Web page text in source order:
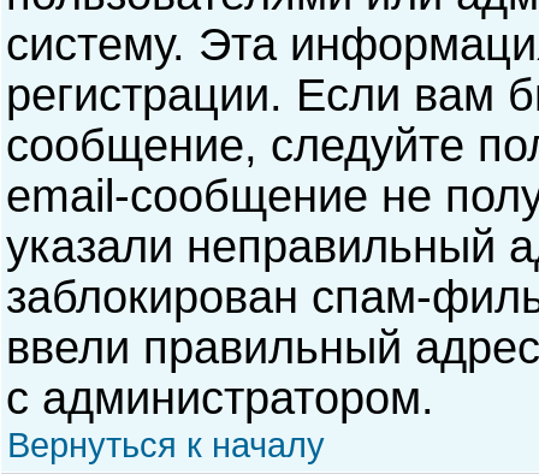
систему. Эта
регистрации. Если вам
сообщение, следуйте
email-сообщение не
указали неправильный
заблокирован спам-
ввели правильный
с администратором.
Вернуться к началу